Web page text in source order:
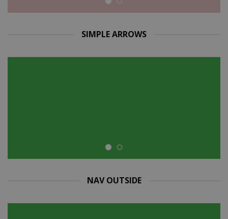
SIMPLE ARROWS
NAV OUTSIDE